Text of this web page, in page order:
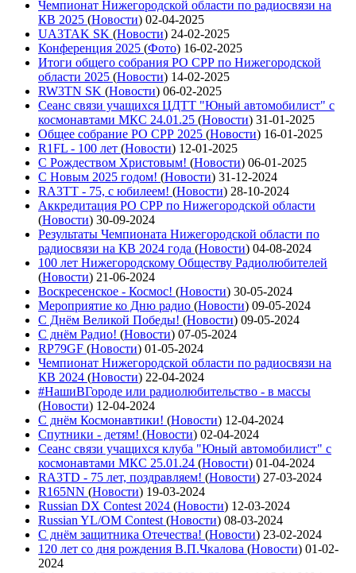
Чемпионат Нижегородской области по радиосвязи на
КВ 2025 (Новости) 02-04-2025
UA3TAK SK (Новости) 24-02-2025
Конференция 2025 (Фото) 16-02-2025
Итоги общего собрания РО СРР по Нижегородской
области 2025 (Новости) 14-02-2025
RW3TN SK (Новости) 06-02-2025
Сеанс связи учащихся ЦДТТ "Юный автомобилист" с
космонавтами МКС 24.01.25 (Новости) 31-01-2025
Общее собрание РО СРР 2025 (Новости) 16-01-2025
R1FL - 100 лет (Новости) 12-01-2025
С Рождеством Христовым! (Новости) 06-01-2025
С Новым 2025 годом! (Новости) 31-12-2024
RA3TT - 75, с юбилеем! (Новости) 28-10-2024
Аккредитация РО СРР по Нижегородской области
(Новости) 30-09-2024
Результаты Чемпионата Нижегородской области по
радиосвязи на КВ 2024 года (Новости) 04-08-2024
100 лет Нижегородскому Обществу Радиолюбителей
(Новости) 21-06-2024
Воскресенское - Космос! (Новости) 30-05-2024
Мероприятие ко Дню радио (Новости) 09-05-2024
С Днём Великой Победы! (Новости) 09-05-2024
С днём Радио! (Новости) 07-05-2024
RP79GF (Новости) 01-05-2024
Чемпионат Нижегородской области по радиосвязи на
КВ 2024 (Новости) 22-04-2024
#НашиВГороде или радиолюбительство - в массы
(Новости) 12-04-2024
С днём Космонавтики! (Новости) 12-04-2024
Спутники - детям! (Новости) 02-04-2024
Сеанс связи учащихся клуба "Юный автомобилист" с
космонавтами МКС 25.01.24 (Новости) 01-04-2024
RA3TD - 75 лет, поздравляем! (Новости) 27-03-2024
R165NN (Новости) 19-03-2024
Russian DX Contest 2024 (Новости) 12-03-2024
Russian YL/OM Contest (Новости) 08-03-2024
С днём защитника Отечества! (Новости) 23-02-2024
120 лет со дня рождения В.П.Чкалова (Новости) 01-02-
2024